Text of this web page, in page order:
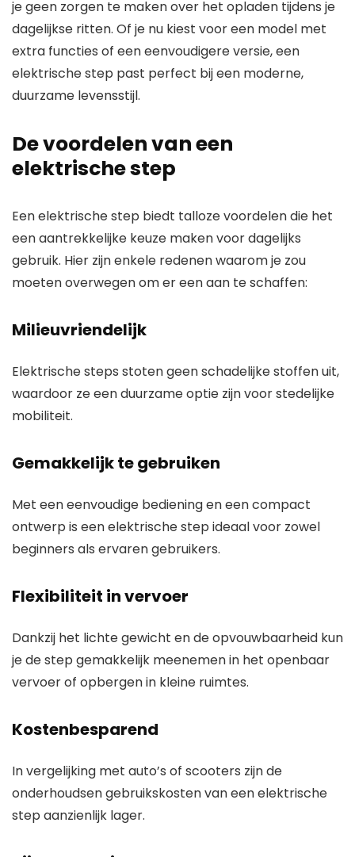
je geen zorgen te maken over het opladen tijdens je
dagelijkse ritten. Of je nu kiest voor een model met
extra functies of een eenvoudigere versie, een
elektrische step past perfect bij een moderne,
duurzame levensstijl.
De voordelen van een
elektrische step
Een elektrische step biedt talloze voordelen die het
een aantrekkelijke keuze maken voor dagelijks
gebruik. Hier zijn enkele redenen waarom je zou
moeten overwegen om er een aan te schaffen:
Milieuvriendelijk
Elektrische steps stoten geen schadelijke stoffen uit,
waardoor ze een duurzame optie zijn voor stedelijke
mobiliteit.
Gemakkelijk te gebruiken
Met een eenvoudige bediening en een compact
ontwerp is een elektrische step ideaal voor zowel
beginners als ervaren gebruikers.
Flexibiliteit in vervoer
Dankzij het lichte gewicht en de opvouwbaarheid kun
je de step gemakkelijk meenemen in het openbaar
vervoer of opbergen in kleine ruimtes.
Kostenbesparend
In vergelijking met auto’s of scooters zijn de
onderhoudsen gebruikskosten van een elektrische
step aanzienlijk lager.